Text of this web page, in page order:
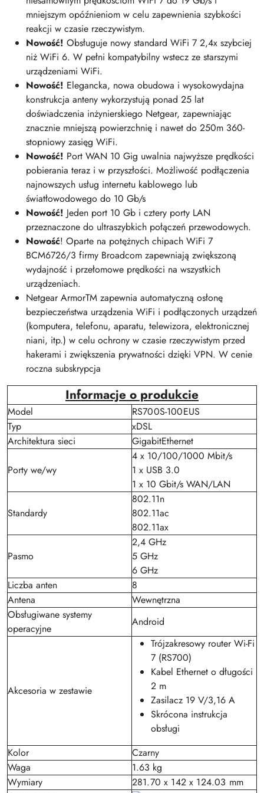
mniejszym opóźnieniom w celu zapewnienia szybkości
reakcji w czasie rzeczywistym.
Nowość! Obsługuje nowy standard WiFi 7 2,4x szybciej
niż WiFi 6. W pełni kompatybilny wstecz ze starszymi
urządzeniami WiFi.
Nowość! Elegancka, nowa obudowa i wysokowydajna
konstrukcja anteny wykorzystują ponad 25 lat
doświadczenia inżynierskiego Netgear, zapewniając
znacznie mniejszą powierzchnię i nawet do 250m 360-
stopniowy zasięg WiFi.
Nowość! Port WAN 10 Gig uwalnia najwyższe prędkości
pobierania teraz i w przyszłości. Możliwość podłączenia
najnowszych usług internetu kablowego lub
światłowodowego do 10 Gb/s
Nowość! Jeden port 10 Gb i cztery porty LAN
przeznaczone do ultraszybkich połączeń przewodowych.
Nowość! Oparte na potężnych chipach WiFi 7
BCM6726/3 firmy Broadcom zapewniają zwiększoną
wydajność i przełomowe prędkości na wszystkich
urządzeniach.
Netgear ArmorTM zapewnia automatyczną osłonę
bezpieczeństwa urządzenia WiFi i podłączonych urządzeń
(komputera, telefonu, aparatu, telewizora, elektronicznej
niani, itp.) w celu ochrony w czasie rzeczywistym przed
hakerami i zwiększenia prywatności dzięki VPN. W cenie
roczna subskrypcja
Informacje o produkcie
Model
RS700S-100EUS
Typ
xDSL
Architektura sieci
GigabitEthernet
Porty we/wy
4 x 10/100/1000 Mbit/s
1 x USB 3.0
1 x 10 Gbit/s WAN/LAN
Standardy
802.11n
802.11ac
802.11ax
Pasmo
2,4 GHz
5 GHz
6 GHz
Liczba anten
8
Antena
Wewnętrzna
Obsługiwane systemy
operacyjne
Android
Akcesoria w zestawie
Trójzakresowy router Wi-Fi
7 (RS700)
Kabel Ethernet o długości
2 m
Zasilacz 19 V/3,16 A
Skrócona instrukcja
obsługi
Kolor
Czarny
Waga
1.63 kg
Wymiary
281.70 x 142 x 124.03 mm